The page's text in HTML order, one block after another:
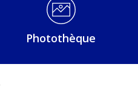
Photothèque